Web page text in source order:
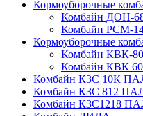
Кормоуборочные
Комбайн ДОН-
Комбайн РСМ-
Кормоуборочные
Комбайн КВК-
Комбайн КВК
Комбайн КЗС 10К
Комбайн КЗС 812
Комбайн КЗС1218